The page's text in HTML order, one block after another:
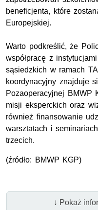
beneficjenta, które
Europejskiej.
Warto podkreślić, że
współpracę z
sąsiedzkich w ramach
koordynacyjny znajduje
Pozaoperacyjnej BMWP
misji eksperckich oraz
również finansowanie
warsztatach i
trzecich.
(źródło: BMWP KGP)
↓ Pokaż